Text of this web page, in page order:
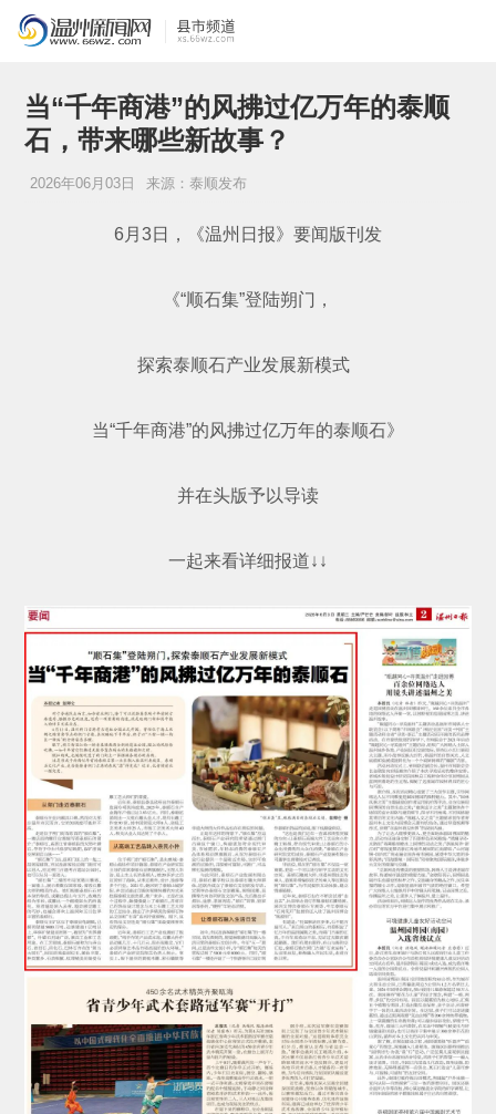
当“千年商港”的风拂过亿万年的泰顺
石，带来哪些新故事？
2026年06月03日 来源：泰顺发布
6月3日，《温州日报》要闻版刊发
《“顺石集”登陆朔门，
探索泰顺石产业发展新模式
当“千年商港”的风拂过亿万年的泰顺石》
并在头版予以导读
一起来看详细报道↓↓